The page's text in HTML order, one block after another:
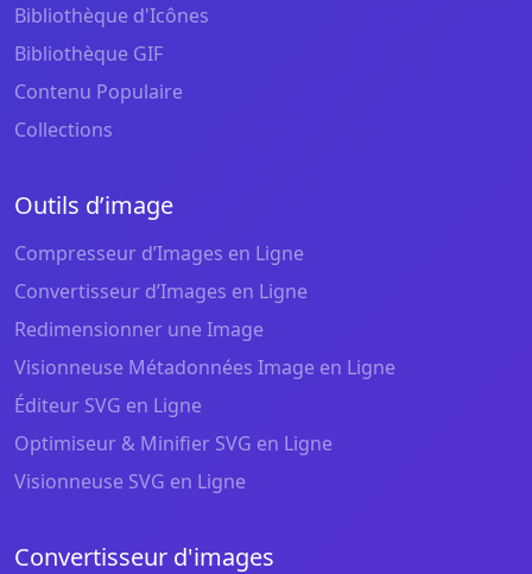
Bibliothèque d'Icônes
Bibliothèque GIF
Contenu Populaire
Collections
Outils d’image
Compresseur d’Images en Ligne
Convertisseur d’Images en Ligne
Redimensionner une Image
Visionneuse Métadonnées Image en Ligne
Éditeur SVG en Ligne
Optimiseur & Minifier SVG en Ligne
Visionneuse SVG en Ligne
Convertisseur d'images